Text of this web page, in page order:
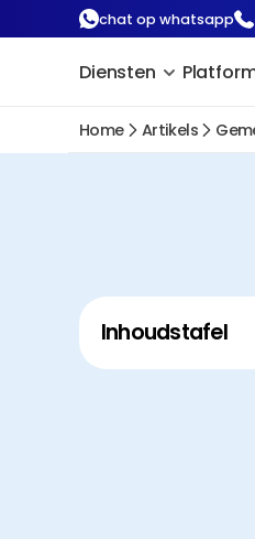
chat op whatsapp
Diensten
Home Artikels
Inhoudstafel